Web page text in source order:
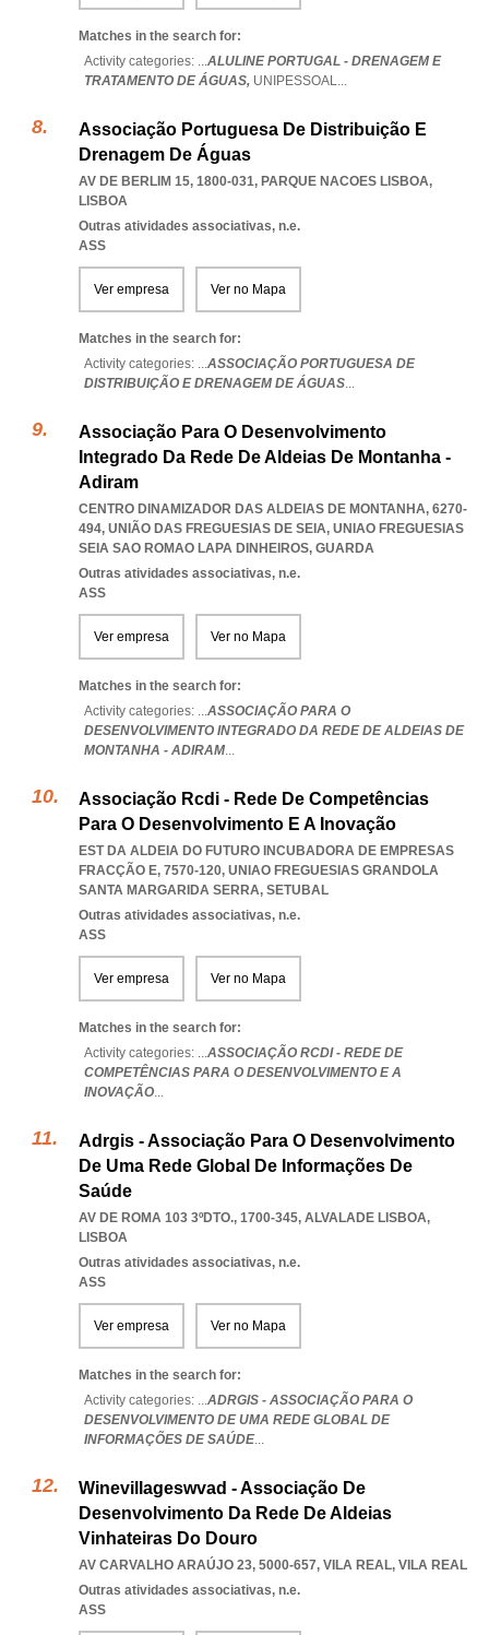
Matches in the search for:
Activity categories: ...ALULINE PORTUGAL - DRENAGEM E
TRATAMENTO DE ÁGUAS, UNIPESSOAL...
Associação Portuguesa De Distribuição E
Drenagem De Águas
AV DE BERLIM 15, 1800-031, PARQUE NACOES LISBOA,
LISBOA
Outras atividades associativas, n.e.
ASS
Ver empresa Ver no Mapa
Matches in the search for:
Activity categories: ...ASSOCIAÇÃO PORTUGUESA DE
DISTRIBUIÇÃO E DRENAGEM DE ÁGUAS...
Associação Para O Desenvolvimento
Integrado Da Rede De Aldeias De Montanha -
Adiram
CENTRO DINAMIZADOR DAS ALDEIAS DE MONTANHA, 6270-
494, UNIÃO DAS FREGUESIAS DE SEIA, UNIAO FREGUESIAS
SEIA SAO ROMAO LAPA DINHEIROS, GUARDA
Outras atividades associativas, n.e.
ASS
Ver empresa Ver no Mapa
Matches in the search for:
Activity categories: ...ASSOCIAÇÃO PARA O
DESENVOLVIMENTO INTEGRADO DA REDE DE ALDEIAS DE
MONTANHA - ADIRAM...
Associação Rcdi - Rede De Competências
Para O Desenvolvimento E A Inovação
EST DA ALDEIA DO FUTURO INCUBADORA DE EMPRESAS
FRACÇÃO E, 7570-120, UNIAO FREGUESIAS GRANDOLA
SANTA MARGARIDA SERRA, SETUBAL
Outras atividades associativas, n.e.
ASS
Ver empresa Ver no Mapa
Matches in the search for:
Activity categories: ...ASSOCIAÇÃO RCDI - REDE DE
COMPETÊNCIAS PARA O DESENVOLVIMENTO E A
INOVAÇÃO...
Adrgis - Associação Para O Desenvolvimento
De Uma Rede Global De Informações De
Saúde
AV DE ROMA 103 3ºDTO., 1700-345, ALVALADE LISBOA,
LISBOA
Outras atividades associativas, n.e.
ASS
Ver empresa Ver no Mapa
Matches in the search for:
Activity categories: ...ADRGIS - ASSOCIAÇÃO PARA O
DESENVOLVIMENTO DE UMA REDE GLOBAL DE
INFORMAÇÕES DE SAÚDE...
Winevillageswvad - Associação De
Desenvolvimento Da Rede De Aldeias
Vinhateiras Do Douro
AV CARVALHO ARAÚJO 23, 5000-657, VILA REAL, VILA REAL
Outras atividades associativas, n.e.
ASS